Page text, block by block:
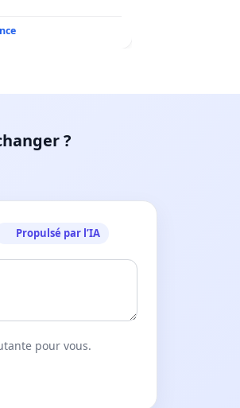
?
Propulsé par l’IA
pour vous.